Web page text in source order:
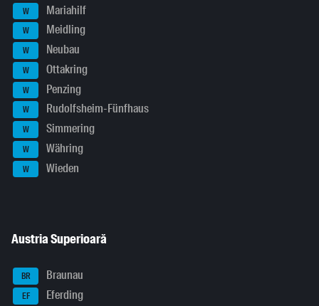
W Mariahilf
W Meidling
W Neubau
W Ottakring
W Penzing
W Rudolfsheim-Fünfhaus
W Simmering
W Währing
W Wieden
Austria Superioară
BR Braunau
EF Eferding